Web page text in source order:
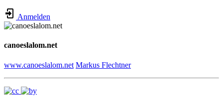
Anmelden
canoeslalom.net
www.canoeslalom.net Markus Flechtner